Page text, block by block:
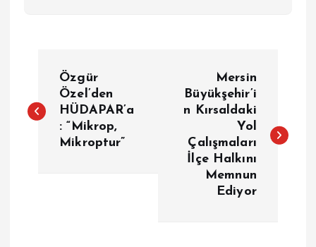
a
Özgür
Özel’den
HÜDAPAR’a
: “Mikrop,
Mikroptur”
Mersin
Büyükşehir’i
n Kırsaldaki
Yol
Çalışmaları
İlçe Halkını
Memnun
Ediyor